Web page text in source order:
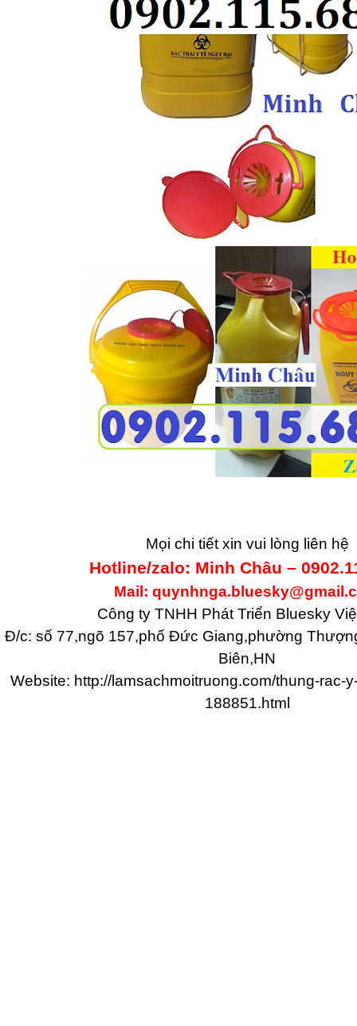
Mọi chi tiết xin vui lòng liên hệ
Hotline/zalo: Minh Châu –
Mail:
Công ty TNHH Phát Triển Bluesky
Đ/c: số 77,ngõ 157,phố Đức Giang,phường
Biên,HN
Website: http://lamsachmoitruong.com/thung-rac-
188851.html